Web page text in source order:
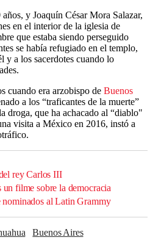
y Joaquín César Mora Salazar,
en el interior de la iglesia de
que estaba siendo perseguido
se había refugiado en el templo,
y a los sacerdotes cuando lo
cuando era arzobispo de Buenos
a los “traficantes de la muerte”
droga, que ha achacado al “diablo"
visita a México en 2016, instó a
rey Carlos III
filme sobre la democracia
al Latin Grammy
Buenos Aires